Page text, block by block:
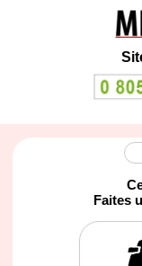
Faites